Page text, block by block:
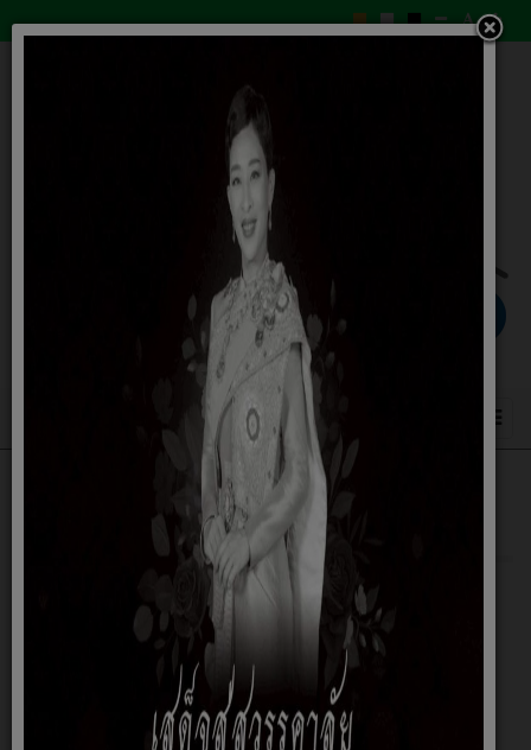
15 กันยายน 2558
องค์การบริหารส่วนตำบลดอนเงิน